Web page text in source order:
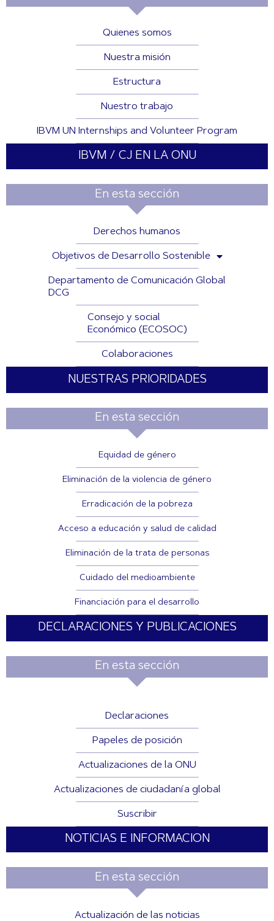
Quienes somos
Nuestra misión
Estructura
Nuestro trabajo
IBVM UN Internships and Volunteer Program
IBVM / CJ EN LA ONU
En esta sección
Derechos humanos
Objetivos de Desarrollo Sostenible
Departamento de Comunicación Global
DCG
Consejo y social
Económico (ECOSOC)
Colaboraciones
NUESTRAS PRIORIDADES
En esta sección
Equidad de género
Eliminación de la violencia de género
Erradicación de la pobreza
Acceso a educación y salud de calidad
Eliminación de la trata de personas
Cuidado del medioambiente
Financiación para el desarrollo
DECLARACIONES Y PUBLICACIONES
En esta sección
Declaraciones
Papeles de posición
Actualizaciones de la ONU
Actualizaciones de ciudadanía global
Suscribir
NOTICIAS E INFORMACION
En esta sección
Actualización de las noticias